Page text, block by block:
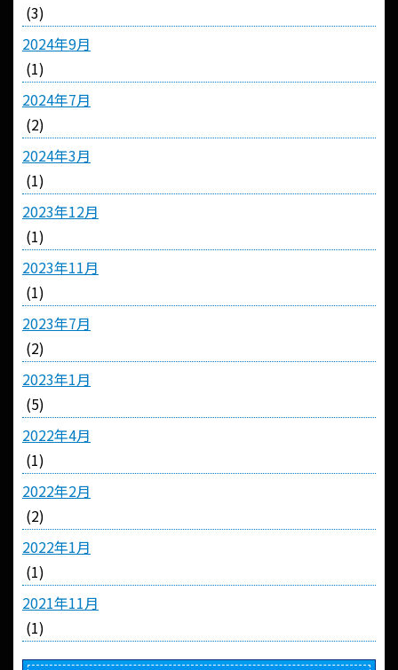
(3)
2024年9月
(1)
2024年7月
(2)
2024年3月
(1)
2023年12月
(1)
2023年11月
(1)
2023年7月
(2)
2023年1月
(5)
2022年4月
(1)
2022年2月
(2)
2022年1月
(1)
2021年11月
(1)